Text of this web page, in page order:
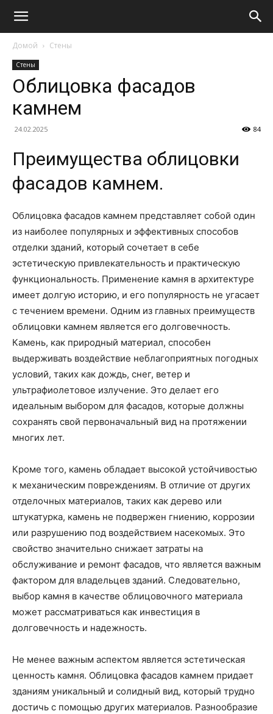
Домой Стены
Стены
Облицовка фасадов
камнем
24.02.2025 84
Преимущества облицовки
фасадов камнем.
Облицовка фасадов камнем представляет собой один
из наиболее популярных и эффективных способов
отделки зданий, который сочетает в себе
эстетическую привлекательность и практическую
функциональность. Применение камня в архитектуре
имеет долгую историю, и его популярность не угасает
с течением времени. Одним из главных преимуществ
облицовки камнем является его долговечность.
Камень, как природный материал, способен
выдерживать воздействие неблагоприятных погодных
условий, таких как дождь, снег, ветер и
ультрафиолетовое излучение. Это делает его
идеальным выбором для фасадов, которые должны
сохранять свой первоначальный вид на протяжении
многих лет.
Кроме того, камень обладает высокой устойчивостью
к механическим повреждениям. В отличие от других
отделочных материалов, таких как дерево или
штукатурка, камень не подвержен гниению, коррозии
или разрушению под воздействием насекомых. Это
свойство значительно снижает затраты на
обслуживание и ремонт фасадов, что является важным
фактором для владельцев зданий. Следовательно,
выбор камня в качестве облицовочного материала
может рассматриваться как инвестиция в
долговечность и надежность.
Не менее важным аспектом является эстетическая
ценность камня. Облицовка фасадов камнем придает
зданиям уникальный и солидный вид, который трудно
достичь с помощью других материалов. Разнообразие